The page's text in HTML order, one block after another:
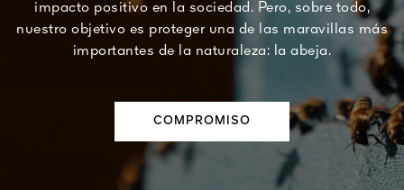
impacto positivo en la sociedad. Pero, sobre todo,
nuestro objetivo es proteger una de las maravillas más
importantes de la naturaleza: la abeja.
COMPROMISO